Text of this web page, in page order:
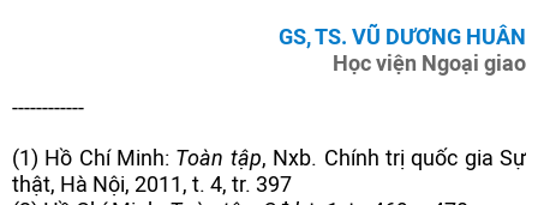
GS, TS. VŨ DƯƠNG HUÂN
Học viện Ngoại giao
------------
(1) Hồ Chí Minh: Toàn tập, Nxb. Chính trị quốc gia Sự
thật, Hà Nội, 2011, t. 4, tr. 397